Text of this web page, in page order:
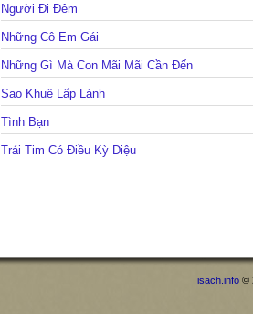
Người Đi Đêm
Những Cô Em Gái
Những Gì Mà Con Mãi Mãi Cần Đến
Sao Khuê Lấp Lánh
Tình Bạn
Trái Tim Có Điều Kỳ Diệu
isach.info ©